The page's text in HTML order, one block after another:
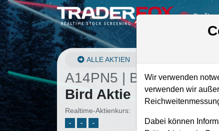
ALLE AKTIEN
A14PN5 | BLBD–Blue
Bird Aktie
Realtime-Aktienkurs:
- - -
Wir verwenden
verwenden wir
Dabei können